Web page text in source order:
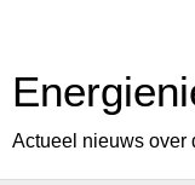
Actueel nieuws over